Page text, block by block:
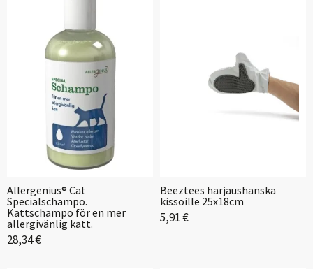
Allergenius® Cat
Specialschampo.
Kattschampo för en mer
allergivänlig katt.
28,34 €
Beeztees harjaushanska
kissoille 25x18cm
5,91 €